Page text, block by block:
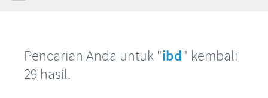
Pencarian Anda untuk "ibd" kembali
29 hasil.